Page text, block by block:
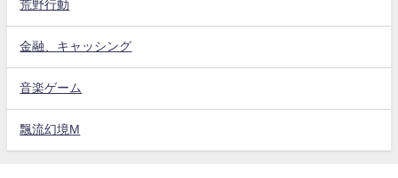
荒野行動
金融、キャッシング
音楽ゲーム
飄流幻境M